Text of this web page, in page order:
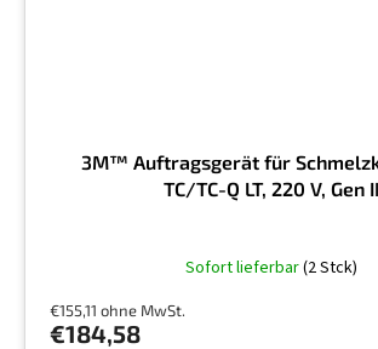
3M™ Auftragsgerät für
TC/TC-Q LT, 220 V, Gen II
Sofort lieferbar(2 Stck)
€155,11 ohne MwSt.
€184,58